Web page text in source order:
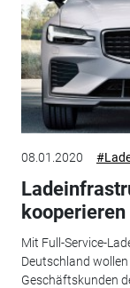
08.01.2020
kooperieren
Mit Full-Service-
Deutschland
Geschäftskunden